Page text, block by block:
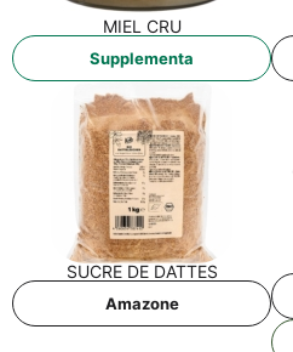
MIEL CRU
Sup­ple­men­ta
SUCRE DE DATTES
Ama­zo­ne